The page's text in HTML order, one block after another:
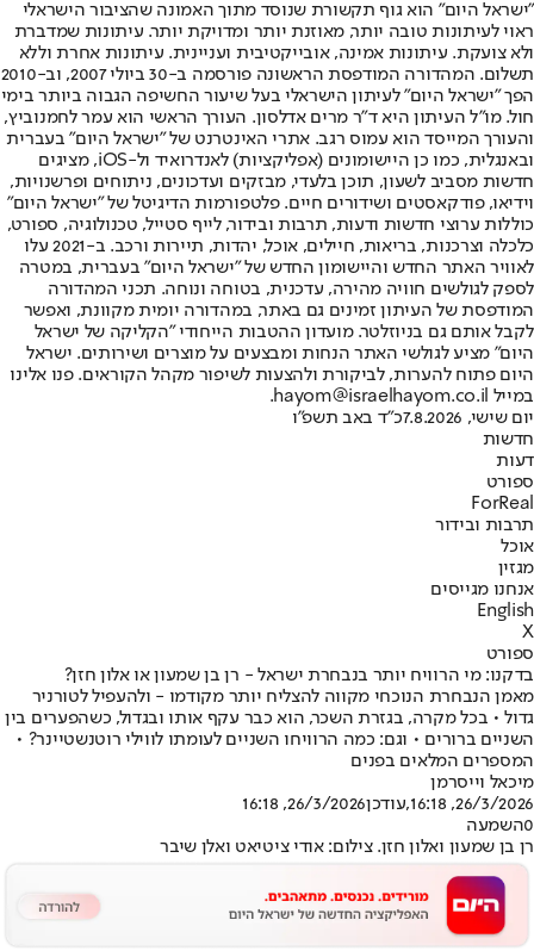
"ישראל היום" הוא גוף תקשורת שנוסד מתוך האמונה שהציבור הישראלי
ראוי לעיתונות טובה יותר, מאוזנת יותר ומדויקת יותר. עיתונות שמדברת
ולא צועקת. עיתונות אמינה, אובייקטיבית ועניינית. עיתונות אחרת וללא
תשלום. המהדורה המודפסת הראשונה פורסמה ב-30 ביולי 2007, וב-2010
הפך "ישראל היום" לעיתון הישראלי בעל שיעור החשיפה הגבוה ביותר בימי
חול. מו"ל העיתון היא ד"ר מרים אדלסון. העורך הראשי הוא עמר לחמנוביץ,
והעורך המייסד הוא עמוס רגב. אתרי האינטרנט של "ישראל היום" בעברית
ובאנגלית, כמו כן היישומונים (אפליקציות) לאנדרואיד ול-iOS, מציגים
חדשות מסביב לשעון, תוכן בלעדי, מבזקים ועדכונים, ניתוחים ופרשנויות,
וידיאו, פודקאסטים ושידורים חיים. פלטפורמות הדיגיטל של "ישראל היום"
כוללות ערוצי חדשות ודעות, תרבות ובידור, לייף סטייל, טכנולוגיה, ספורט,
כלכלה וצרכנות, בריאות, חיילים, אוכל, יהדות, תיירות ורכב. ב-2021 עלו
לאוויר האתר החדש והיישומון החדש של "ישראל היום" בעברית, במטרה
לספק לגולשים חוויה מהירה, עדכנית, בטוחה ונוחה. תכני המהדורה
המודפסת של העיתון זמינים גם באתר, במהדורה יומית מקוונת, ואפשר
לקבל אותם גם בניוזלטר. מועדון ההטבות הייחודי "הקליקה של ישראל
היום" מציע לגולשי האתר הנחות ומבצעים על מוצרים ושירותים. ישראל
היום פתוח להערות, לביקורת ולהצעות לשיפור מקהל הקוראים. פנו אלינו
במייל hayom@israelhayom.co.il.
יום שישי, 7.8.2026
כ"ד באב תשפ"ו
חדשות
דעות
ספורט
ForReal
תרבות ובידור
אוכל
מגזין
אנחנו מגייסים
English
X
ספורט
בדקנו: מי הרוויח יותר בנבחרת ישראל - רן בן שמעון או אלון חזן?
מאמן הנבחרת הנוכחי מקווה להצליח יותר מקודמו - ולהעפיל לטורניר
גדול • בכל מקרה, בגזרת השכר, הוא כבר עקף אותו ובגדול, כשהפערים בין
השניים ברורים • וגם: כמה הרוויחו השניים לעומתו לווילי רוטנשטיינר? •
המספרים המלאים בפנים
מיכאל וייסרמן
26/3/2026, 16:18
,עודכן26/3/2026, 16:18
0השמעה
רן בן שמעון ואלון חזן. צילום: אודי ציטיאט ואלן שיבר